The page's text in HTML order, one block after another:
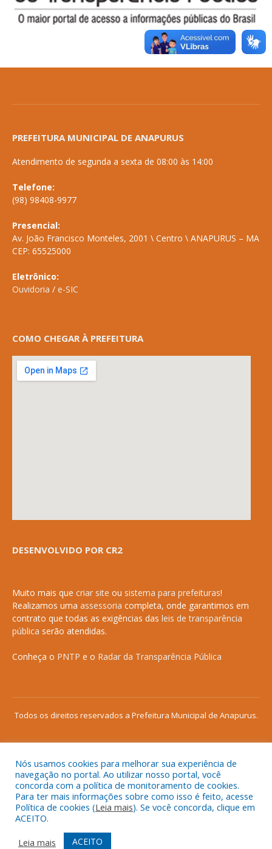
PREFEITURA MUNICIPAL DE ANAPURUS
Atendimento de segunda a sexta de 08:00 às 14:00
Telefone:
(98) 98408-9977
Presencial:
Av. João Francisco Monteles, 2001 \ Centro \ ANAPURUS – MA
CEP: 65525000
Eletrônico:
Ouvidoria / e-SIC
COMO CHEGAR À PREFEITURA
DESENVOLVIDO POR CR2
Muito mais que criar site ou sistema para prefeituras!
Realizamos uma assessoria completa, onde garantimos em
contrato que todas as exigências das leis de transparência
pública serão atendidas.
Conheça o PNTP e o Radar da Transparência Pública
Todos os direitos reservados a Prefeitura Municipal de Anapurus.
Mapa do Site
Acessar Área Administrativa
Acessar o Webmail
Nós usamos cookies para melhorar sua experiência de
navegação no portal. Ao utilizar nosso portal, você
concorda com a política de monitoramento de cookies.
Para ter mais informações sobre como isso é feito, acesse
Política de cookies (Leia mais). Se você concorda, clique em
ACEITO.
Leia mais
ACEITO